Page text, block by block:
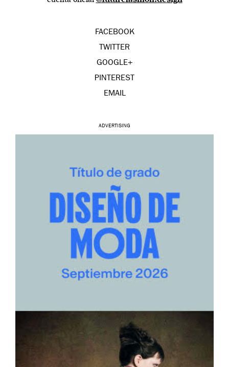
FACEBOOK
TWITTER
GOOGLE+
PINTEREST
EMAIL
ADVERTISING